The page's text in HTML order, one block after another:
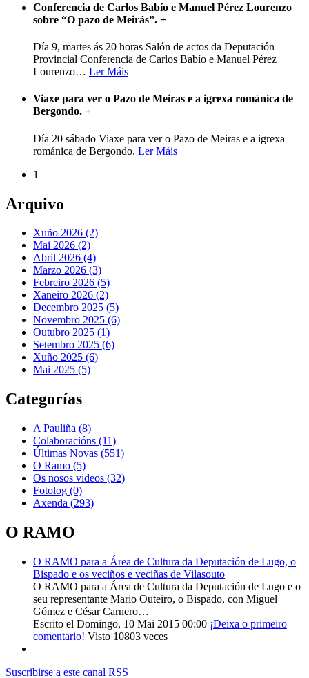
Conferencia de Carlos Babío e Manuel Pérez Lourenzo
sobre “O pazo de Meirás”. +
Día 9, martes ás 20 horas Salón de actos da Deputación
Provincial Conferencia de Carlos Babío e Manuel Pérez
Lourenzo… Ler Máis
Viaxe para ver o Pazo de Meiras e a igrexa románica de
Bergondo. +
Día 20 sábado Viaxe para ver o Pazo de Meiras e a igrexa
románica de Bergondo. Ler Máis
1
Arquivo
Xuño 2026 (2)
Mai 2026 (2)
Abril 2026 (4)
Marzo 2026 (3)
Febreiro 2026 (5)
Xaneiro 2026 (2)
Decembro 2025 (5)
Novembro 2025 (6)
Outubro 2025 (1)
Setembro 2025 (6)
Xuño 2025 (6)
Mai 2025 (5)
Categorías
A Pauliña (8)
Colaboracións (11)
Últimas Novas (551)
O Ramo (5)
Os nosos videos (32)
Fotolog (0)
Axenda (293)
O RAMO
O RAMO para a Área de Cultura da Deputación de Lugo, o
Bispado e os veciños e veciñas de Vilasouto
O RAMO para a Área de Cultura da Deputación de Lugo e o
seu representante Mario Outeiro, o Bispado, con Miguel
Gómez e César Carnero…
Escrito el Domingo, 10 Mai 2015 00:00 ¡Deixa o primeiro
comentario! Visto 10803 veces
Suscribirse a este canal RSS